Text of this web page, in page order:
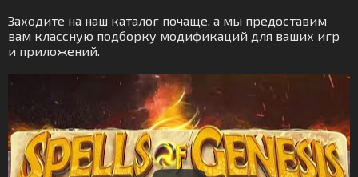
Заходите на наш каталог почаще, а мы предоставим
вам классную подборку модификаций для ваших игр
и приложений.